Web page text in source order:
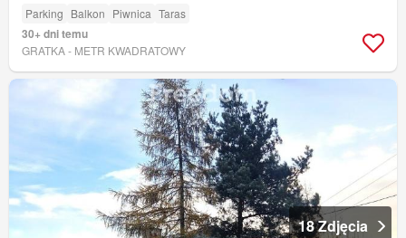
Parking Balkon Piwnica Taras
30+ dni temu
GRATKA - METR KWADRATOWY
18 Zdjęcia